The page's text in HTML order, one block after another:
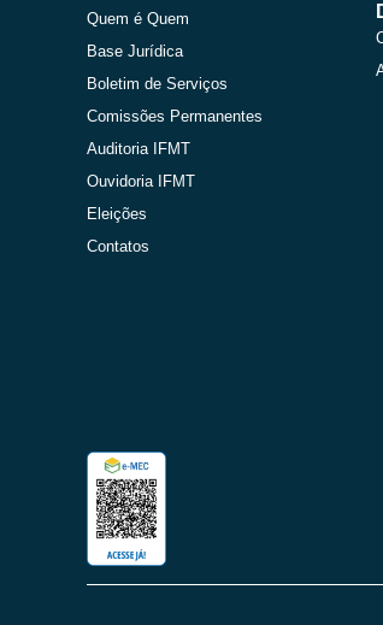
Quem é Quem
Base Jurídica
Boletim de Serviços
Comissões Permanentes
Auditoria IFMT
Ouvidoria IFMT
Eleições
Contatos